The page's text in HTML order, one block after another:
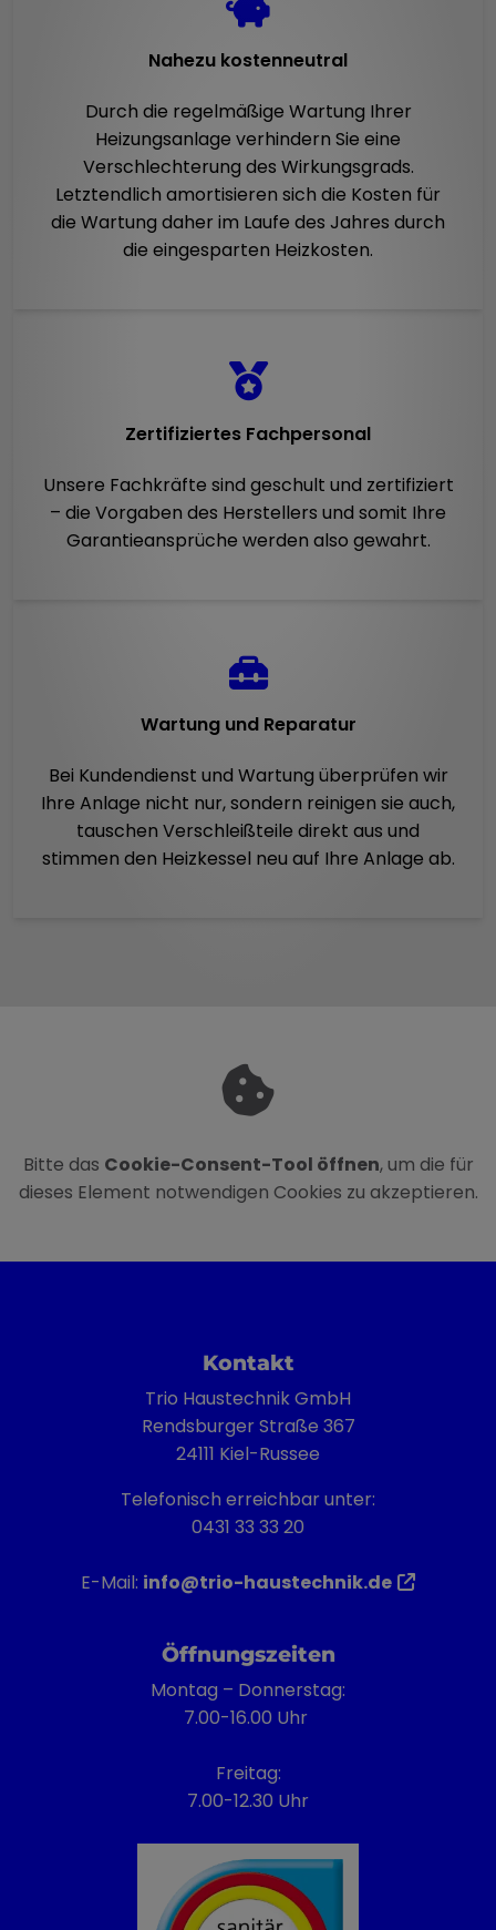
Nahezu kostenneutral
Durch die regelmäßige Wartung Ihrer
Heizungsanlage verhindern Sie eine
Verschlechterung des Wirkungsgrads.
Letztendlich amortisieren sich die Kosten für
die Wartung daher im Laufe des Jahres durch
die eingesparten Heizkosten.
Zertifiziertes Fachpersonal
Unsere Fachkräfte sind geschult und zertifiziert
– die Vorgaben des Herstellers und somit Ihre
Garantieansprüche werden also gewahrt.
Wartung und Reparatur
Bei Kundendienst und Wartung überprüfen wir
Ihre Anlage nicht nur, sondern reinigen sie auch,
tauschen Verschleißteile direkt aus und
stimmen den Heizkessel neu auf Ihre Anlage ab.
Bitte das Cookie-Consent-Tool öffnen, um die für
dieses Element notwendigen Cookies zu akzeptieren.
Kontakt
Trio Haustechnik GmbH
Rendsburger Straße 367
24111 Kiel-Russee
Telefonisch erreichbar unter:
0431 33 33 20
E-Mail: info@trio-haustechnik.de
Öffnungszeiten
Montag – Donnerstag:
7.00-16.00 Uhr
Freitag:
7.00-12.30 Uhr